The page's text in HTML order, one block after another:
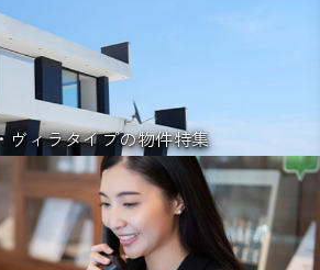
ヴィラタイプの物件特集